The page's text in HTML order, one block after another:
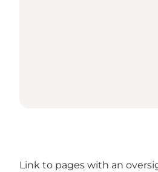
Link to pages with an